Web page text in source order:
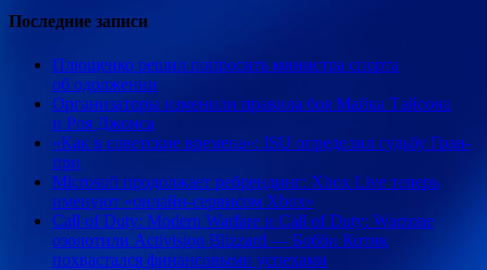
Последние записи
Плющенко решил попросить министра спорта
об одолжении
Организаторы изменили правила боя Майка Тайсона
и Роя Джонса
«Как в советские времена»: ISU определил судьбу Гран-
при
Microsoft продолжает ребрендинг: Xbox Live теперь
именуют «онлайн-сервисом Xbox»
Call of Duty: Modern Warfare и Call of Duty: Warzone
озолотили Activision Blizzard — Бобби Котик
похвастался финансовыми успехами